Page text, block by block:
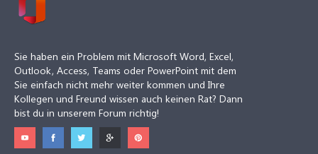
Sie haben ein Problem mit Microsoft Word, Excel,
Outlook, Access, Teams oder PowerPoint mit dem
Sie einfach nicht mehr weiter kommen und Ihre
Kollegen und Freund wissen auch keinen Rat? Dann
bist du in unserem Forum richtig!